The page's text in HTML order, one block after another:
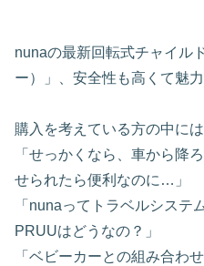
nunaの最新回転式チャイル
ー）」、安全性も高くて魅
購入を考えている方の中には
「せっかくなら、車から降
せられたら便利なのに…」
「nunaってトラベルシステ
PRUUはどうなの？」
「ベビーカーとの組み合わ